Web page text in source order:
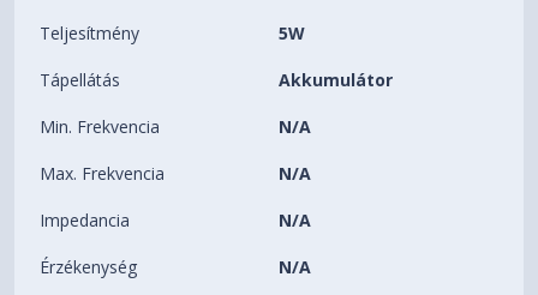
Teljesítmény 5W
Tápellátás Akkumulátor
Min. Frekvencia N/A
Max. Frekvencia N/A
Impedancia N/A
Érzékenység N/A